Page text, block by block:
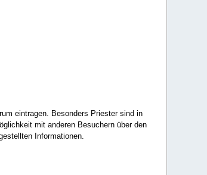
eintragen. Besonders Priester sind in
mit anderen Besuchern über den
Informationen.